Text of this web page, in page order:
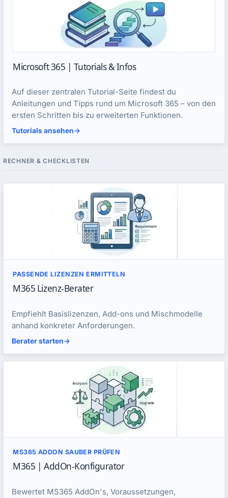
Microsoft 365 | Tutorials & Infos
Auf dieser zentralen Tutorial-Seite findest du
Anleitungen und Tipps rund um Microsoft 365 – von den
ersten Schritten bis zu erweiterten Funktionen.
Tutorials ansehen->
RECHNER & CHECKLISTEN
PASSENDE LIZENZEN ERMITTELN
M365 Lizenz-Berater
Empfiehlt Basislizenzen, Add-ons und Mischmodelle
anhand konkreter Anforderungen.
Berater starten->
MS365 ADDON SAUBER PRÜFEN
M365 | AddOn-Konfigurator
Bewertet MS365 AddOn's, Voraussetzungen,